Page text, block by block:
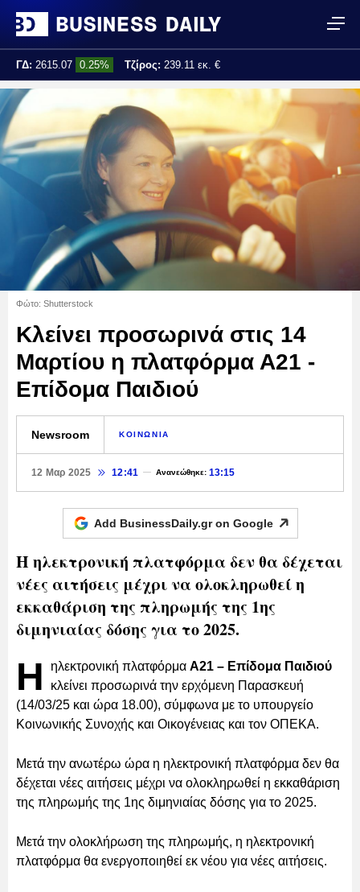
ΓΔ: 2615.07 0.25% Τζίρος: 239.11 εκ. €
Τελ. ενημέρωση:
Φώτο: Shutterstock
Κλείνει προσωρινά στις 14
Μαρτίου η πλατφόρμα Α21 -
Επίδομα Παιδιού
Newsroom ΚΟΙΝΩΝΙΑ
12 Μαρ 2025 12:41 Ανανεώθηκε: 13:15
Add BusinessDaily.gr on Google
Η ηλεκτρονική πλατφόρμα δεν θα δέχεται
νέες αιτήσεις μέχρι να ολοκληρωθεί η
εκκαθάριση της πληρωμής της 1ης
διμηνιαίας δόσης για το 2025.
Η ηλεκτρονική πλατφόρμα Α21 – Επίδομα Παιδιού
κλείνει προσωρινά την ερχόμενη Παρασκευή
(14/03/25 και ώρα 18.00), σύμφωνα με το υπουργείο
Κοινωνικής Συνοχής και Οικογένειας και τον ΟΠΕΚΑ.
Μετά την ανωτέρω ώρα η ηλεκτρονική πλατφόρμα δεν θα
δέχεται νέες αιτήσεις μέχρι να ολοκληρωθεί η εκκαθάριση
της πληρωμής της 1ης διμηνιαίας δόσης για το 2025.
Μετά την ολοκλήρωση της πληρωμής, η ηλεκτρονική
πλατφόρμα θα ενεργοποιηθεί εκ νέου για νέες αιτήσεις.